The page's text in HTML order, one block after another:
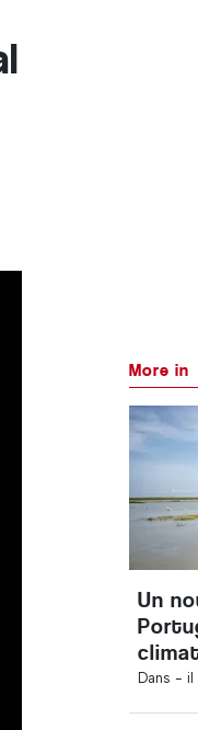
More in
Un
Dans - il